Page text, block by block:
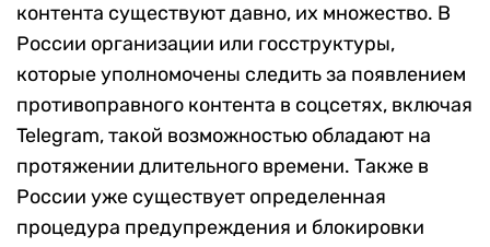
контента существуют давно, их множество. В
России организации или госструктуры,
которые уполномочены следить за появлением
противоправного контента в соцсетях, включая
Telegram, такой возможностью обладают на
протяжении длительного времени. Также в
России уже существует определенная
процедура предупреждения и блокировки